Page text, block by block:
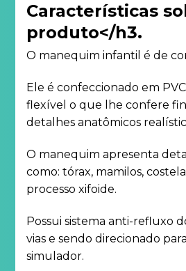
Características
produto</h3.
O manequim infantil é de
Ele é confeccionado em
flexível o que lhe confere
detalhes anatômicos
O manequim apresenta
como: tórax, mamilos,
processo xifoide.
Possui sistema anti-refluxo
vias e sendo direcionado
simulador.